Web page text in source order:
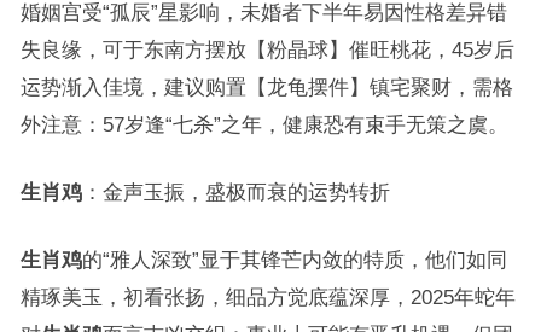
婚姻宫受“孤辰”星影响，未婚者下半年易因性格差异错
失良缘，可于东南方摆放【粉晶球】催旺桃花，45岁后
运势渐入佳境，建议购置【龙龟摆件】镇宅聚财，需格
外注意：57岁逢“七杀”之年，健康恐有束手无策之虞。
生肖鸡：金声玉振，盛极而衰的运势转折
生肖鸡的“雅人深致”显于其锋芒内敛的特质，他们如同
精琢美玉，初看张扬，细品方觉底蕴深厚，2025年蛇年